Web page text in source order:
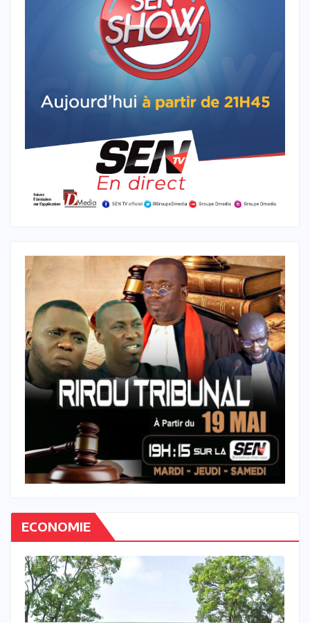
ECONOMIE